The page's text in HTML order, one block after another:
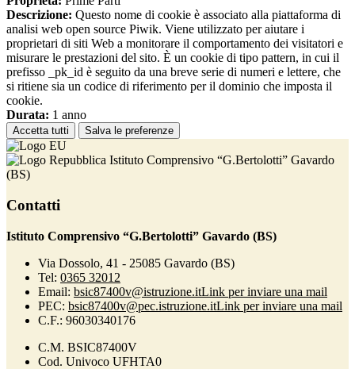
Descrizione: Questo nome di cookie è associato alla piattaforma di
analisi web open source Piwik. Viene utilizzato per aiutare i
proprietari di siti Web a monitorare il comportamento dei visitatori e
misurare le prestazioni del sito. È un cookie di tipo pattern, in cui il
prefisso _pk_id è seguito da una breve serie di numeri e lettere, che
si ritiene sia un codice di riferimento per il dominio che imposta il
cookie.
Durata: 1 anno
Accetta tutti Salva le preferenze
Istituto Comprensivo “G.Bertolotti” Gavardo
(BS)
Contatti
Istituto Comprensivo “G.Bertolotti” Gavardo (BS)
Via Dossolo, 41 - 25085 Gavardo (BS)
Tel: 0365 32012
Email: bsic87400v@istruzione.itLink per inviare una mail
PEC: bsic87400v@pec.istruzione.itLink per inviare una mail
C.F.: 96030340176
C.M. BSIC87400V
Cod. Univoco UFHTA0